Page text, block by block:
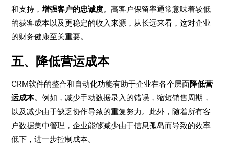
和支持，增强客户的忠诚度。高客户保留率通常意味着较低
的获客成本以及更稳定的收入来源，从长远来看，这对企业
的财务健康至关重要。
五、降低营运成本
CRM软件的整合和自动化功能有助于企业在各个层面降低营
运成本。例如，减少手动数据录入的错误，缩短销售周期，
以及减少由于缺乏协作导致的重复努力。此外，随着所有客
户数据集中管理，企业能够减少由于信息孤岛而导致的效率
低下，进一步控制成本。